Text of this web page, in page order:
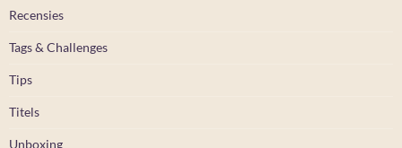
Recensies
Tags & Challenges
Tips
Titels
Unboxing